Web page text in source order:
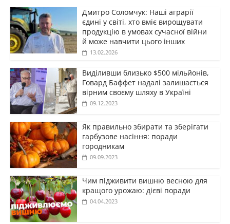
Дмитро Соломчук: Наші аграрії
єдині у світі, хто вміє вирощувати
продукцію в умовах сучасної війни
й може навчити цього інших
13.02.2026
Виділивши близько $500 мільйонів,
Говард Баффет надалі залишається
вірним своєму шляху в Україні
09.12.2023
Як правильно збирати та зберігати
гарбузове насіння: поради
городникам
09.09.2023
Чим підживити вишню весною для
кращого урожаю: дієві поради
04.04.2023